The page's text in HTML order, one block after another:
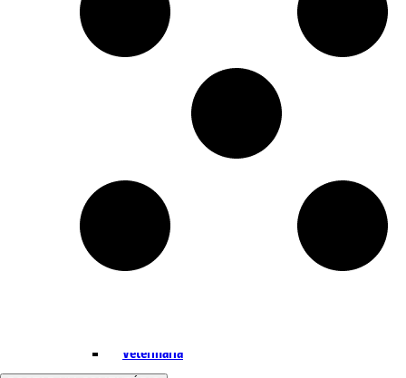
Indústria
Receitas Caseiras
Fórmulas Caseiras
Medicinais
Veterinária